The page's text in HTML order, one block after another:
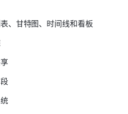
、甘特图、时间线和看板